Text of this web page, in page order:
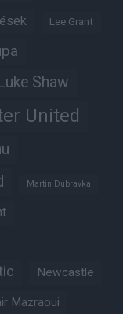
Lee Grant
Luke Shaw
United
Martin Dubravka
Newcastle
Mazraoui